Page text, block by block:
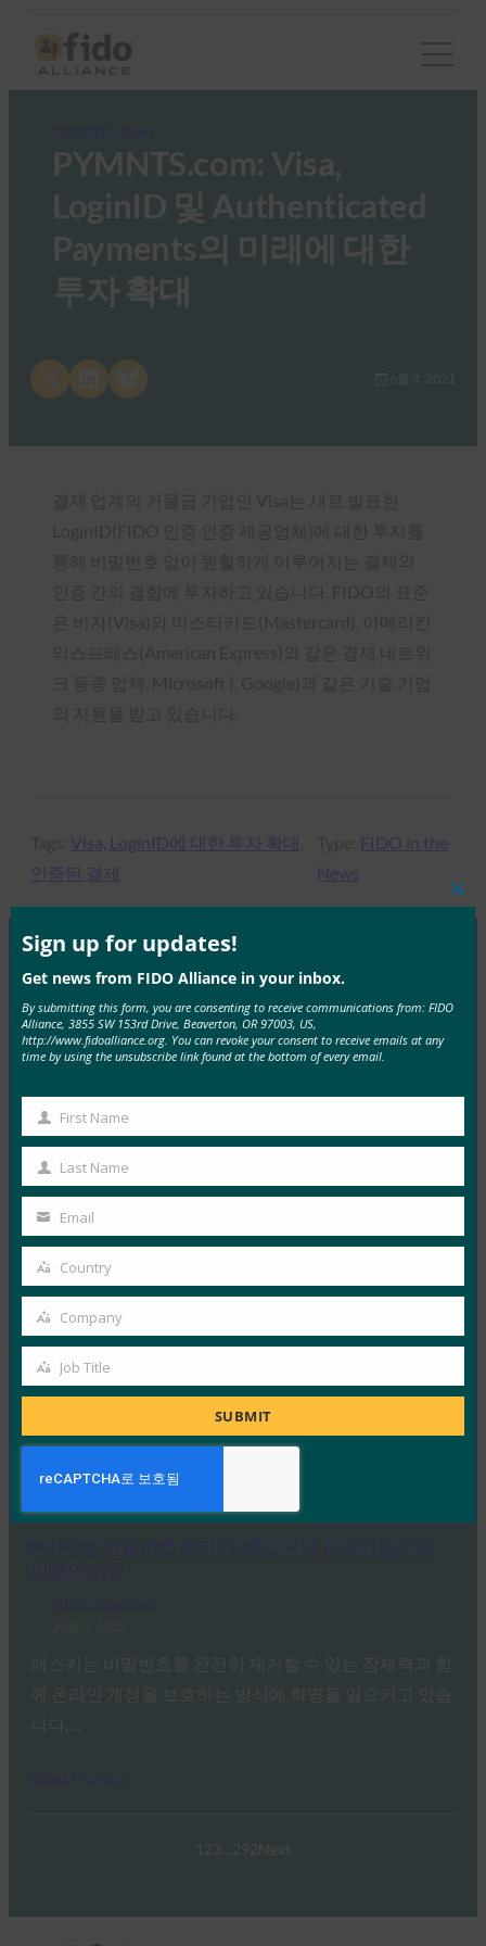
PYMNTS.com: Visa,
LoginID 및 Authenticated
Payments의 미래에 대한
투자 확대
Share on LinkedInShare on Bluesky 6월 4, 2021
Tags: Visa, LoginID에 대한 투자 확대
인증된 결제
Type: FIDO in the
News
MOREFIDO IN THE NEWS
생체 인식 업데이트: 독일, 패스키 채택 추진 및 기술
지침 초안 발표
FIDO in the News
10월 3, 2025
독일 연방 정보 보안국(BSI)은 패스키 서버 구성에 대한
기술적 고려 사항을 설명하는 문서 초안에 대한…
Read More →
생체 인식 업데이트: Yubico는 글로벌 설문 조사에서
여전히 부족한 패스키 인식을 발견했습니다.
FIDO in the News
10월 3, 2025
인식된 사이버 보안과 실제 취약성 사이에는 지속적인 단
절이 있습니다. 이것이 Yubico의 2025년 글로벌 인증 현
Read More →
1 2 3 292Next
this
Sign up for updates!
Get news from FIDO Alliance in your inbox.
By submitting this form, you are consenting to receive communications from: FIDO
Alliance, 3855 SW 153rd Drive, Beaverton, OR 97003, US,
http://www.fidoalliance.org. You can revoke your consent to receive emails at any
time by using the unsubscribe link found at the bottom of every email.
First
Name
First Name
Last
Name
Last Name
email
Email
Country
Country
Company
Company
Job
Job Title
SUBMIT